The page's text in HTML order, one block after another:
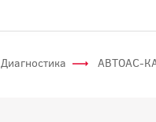
Диагностика АВТОАС-